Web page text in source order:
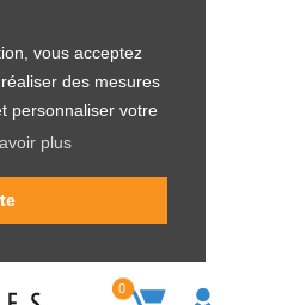
vous acceptez
des mesures
personnaliser votre
plus
0